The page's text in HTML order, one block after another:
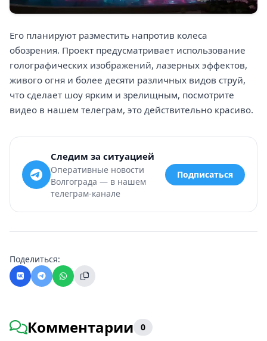
Его планируют разместить напротив колеса
обозрения. Проект предусматривает использование
голографических изображений, лазерных эффектов,
живого огня и более десяти различных видов струй,
что сделает шоу ярким и зрелищным, посмотрите
видео в нашем телеграм, это действительно красиво.
Следим за ситуацией
Оперативные новости
Волгограда — в нашем
телеграм-канале
Подписаться
Поделиться:
Комментарии 0